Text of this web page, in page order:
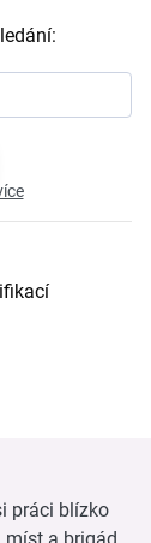
práci blízko
míst a brigád